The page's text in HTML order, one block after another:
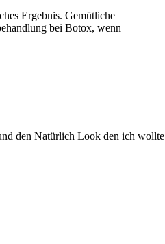
Ergebnis. Gemütliche
bei Botox, wenn
den Natürlich Look den ich wollte